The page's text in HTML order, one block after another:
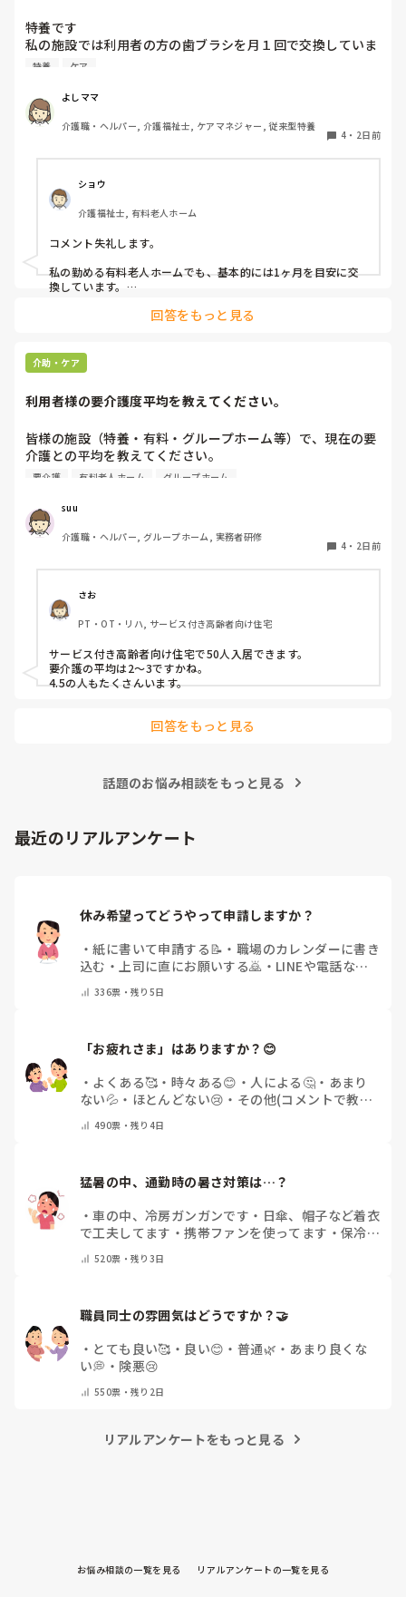
特養です
私の施設では利用者の方の歯ブラシを月１回で交換していま
す、みなさんのところはどれくらいの頻度で交換されていま
特養 ケア
よしママ
介護職・ヘルパー, 介護福祉士, ケアマネジャー, 従来型特養
4 ・ 2日前
ショウ
介護福祉士, 有料老人ホーム
コメント失礼します。
私の勤める有料老人ホームでも、基本的には1ヶ月を目安に交
換しています。
関してはご本人のペースにお任せしています。
ゃるため、状態を見つつ交換間隔を少し長めにするなど、個別
の事情に合わせて柔軟に対応しています。
他の施設での対応も気になりますね。参考になれば幸いです。
回答をもっと見る
介助・ケア
利用者様の要介護度平均を教えてください。
皆様の施設（特養・有料・グループホーム等）で、現在の要
介護との平均を教えてください。
要介護 有料老人ホーム グループホーム
suu
介護職・ヘルパー, グループホーム, 実務者研修
4 ・ 2日前
さお
PT・OT・リハ, サービス付き高齢者向け住宅
サービス付き高齢者向け住宅で50人入居できます。
要介護の平均は2〜3ですかね。
4.5の人もたくさんいます。
回答をもっと見る
話題のお悩み相談をもっと見る
最近のリアルアンケート
休み希望ってどうやって申請しますか？
・紙に書いて申請する📝 ・ 職場のカレンダーに書き
込む ・ 上司に直にお願いする🙇 ・ LINEや電話など
336票・残り5日
「お疲れさま」はありますか？😊
・ よくある🥰 ・ 時々ある😊 ・ 人による🤔 ・ あまり
ない💦 ・ ほとんどない😢 ・ その他(コメントで教え
490票・残り4日
猛暑の中、通勤時の暑さ対策は…？
・車の中、冷房ガンガンです ・ 日傘、帽子など着衣
で工夫してます ・携帯ファンを使ってます ・ 保冷剤
ん ・その他（コメントで教えて下さい）
520票・残り3日
職員同士の雰囲気はどうですか？🤝
・ とても良い🥰 ・ 良い😊 ・ 普通🌿 ・ あまり良くな
い💭 ・ 険悪😢
550票・残り2日
リアルアンケートをもっと見る
お悩み相談の一覧を見る リアルアンケートの一覧を見る